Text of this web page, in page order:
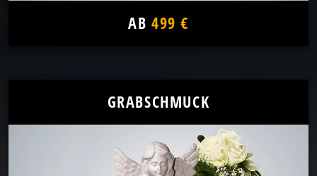
AB 499 €
GRABSCHMUCK